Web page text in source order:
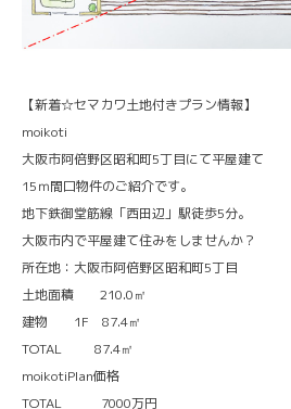
【新着☆セマカワ土地付きプラン情報】
moikoti
大阪市阿倍野区昭和町5丁目にて平屋建て
15ｍ間口物件のご紹介です。
地下鉄御堂筋線「西田辺」駅徒歩5分。
大阪市内で平屋建て住みをしませんか？
所在地：大阪市阿倍野区昭和町5丁目
土地面積 210.0㎡
建物 1F 87.4㎡
TOTAL 87.4㎡
moikotiPlan価格
TOTAL 7000万円